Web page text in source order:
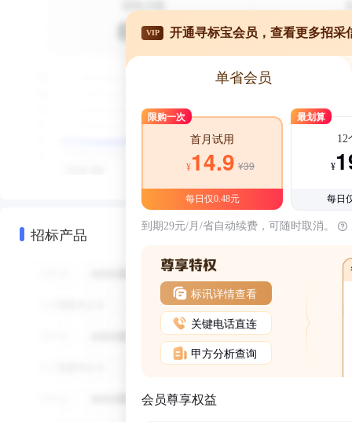
招标产品
VIP 开通寻标宝会员，查看更多招采
单省会员
限购一次
首月试用
¥14.9 ¥39
每日仅0.48元
最划算
12
¥
每日
到期29元/月/省自动续费，可随时取消。
标讯详情查看
关键电话直连
甲方分析查询
会员尊享权益